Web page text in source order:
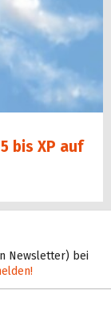
bis XP auf
Newsletter) bei